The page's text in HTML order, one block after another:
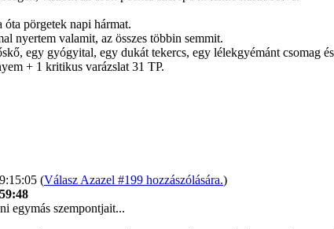
óta pörgetek napi hármat.
nyertem valamit, az összes többin semmit.
egy gyógyital, egy dukát tekercs, egy lélekgyémánt csomag
+ 1 kritikus varázslat 31 TP.
(Válasz Azazel #199 hozzászólására.)
egymás szempontjait...